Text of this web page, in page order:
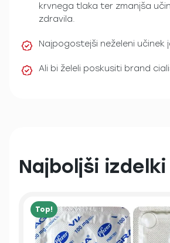
krvnega tlaka ter zmanjša
zdravila.
Najpogostejši neželeni učinek
Ali bi želeli poskusiti brand
Najboljši izdelki
Top!